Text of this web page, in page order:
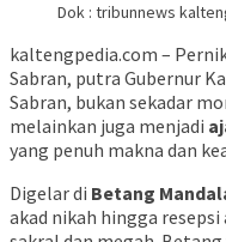
Dok : tribunnews
kaltengpedia.com –
Sabran, putra Gubernur
Sabran, bukan sekadar
melainkan juga menjadi
yang penuh makna dan
Digelar di Betang
akad nikah hingga